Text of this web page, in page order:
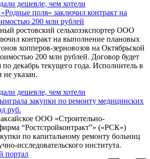
поля» заключил контракт на
200 млн рублей
ростовский сельхозэкспортер ООО
контракт на выполнение плановых
хопперов-зерновозов на Октябрьской
200 млн рублей. Договор будет
по декабрь текущего года. Исполнитель в
не указан.
закупки по ремонту медицинских
руб.
ООО «Строительно-
“Ростстройконтракт”» («РСК»)
по капитальному ремонту больниц
исследовательского института.
портал